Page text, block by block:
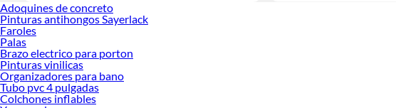
Adoquines de concreto
Pinturas antihongos Sayerlack
Faroles
Palas
Brazo electrico para porton
Pinturas vinilicas
Organizadores para bano
Tubo pvc 4 pulgadas
Colchones inflables